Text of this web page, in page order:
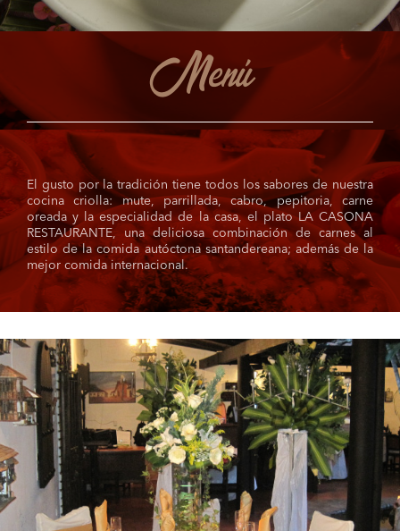
Menú
El gusto por la tradición tiene todos los sabores de nuestra
cocina criolla: mute, parrillada, cabro, pepitoria, carne
oreada y la especialidad de la casa, el plato LA CASONA
RESTAURANTE, una deliciosa combinación de carnes al
estilo de la comida autóctona santandereana; además de la
mejor comida internacional.